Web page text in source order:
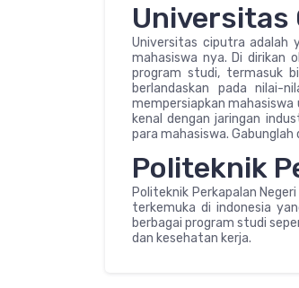
Universitas
Universitas ciputra adalah
mahasiswa nya. Di dirikan
program studi, termasuk
berlandaskan pada nilai-
mempersiapkan
kenal dengan jaringan
para mahasiswa.
Politeknik
Politeknik Perkapalan
terkemuka di indonesia
berbagai program studi
dan kesehatan kerja.